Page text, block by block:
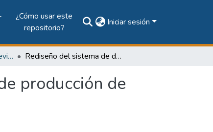
¿Cómo usar este
repositorio?
Iniciar sesión
Vol. 7, Núm. 1 (2003): Revista Tecnología Hoy Rediseño del sistema de desodorización de plantas de producción de aceite y harina de pescado
producción de